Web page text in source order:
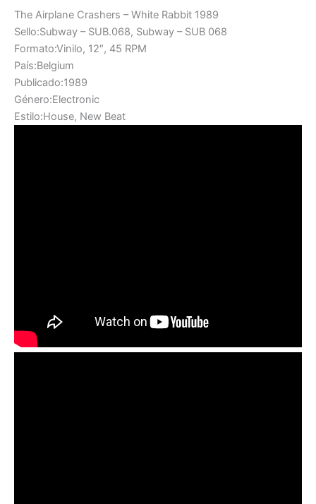
The Airplane Crashers – White Rabbit 1989
Sello:Subway – SUB.068, Subway – SUB 068
Formato:Vinilo, 12″, 45 RPM
País:Belgium
Publicado:1989
Género:Electronic
Estilo:House, New Beat